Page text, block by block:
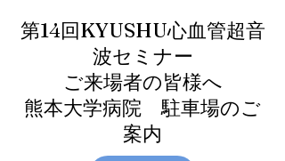
第14回KYUSHU心血管超音
波セミナー
ご来場者の皆様へ
熊本大学病院 駐車場のご
案内